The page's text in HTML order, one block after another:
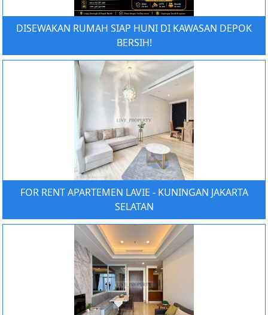
DISEWAKAN RUMAH SIAP HUNI DI KAWASAN DEPOK
BERSIH!
FOR RENT APARTEMEN LAVIE - KUNINGAN JAKARTA
SELATAN